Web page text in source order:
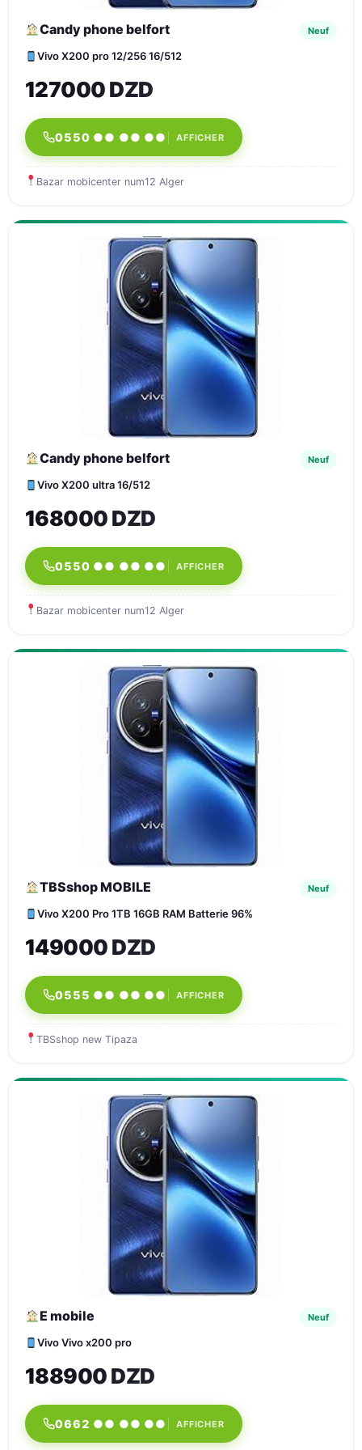
Candy phone belfort Neuf
Vivo X200 pro 12/256 16/512
127000 DZD
0550 ●● ●● ●● AFFICHER
Bazar mobicenter num12 Alger
Candy phone belfort Neuf
Vivo X200 ultra 16/512
168000 DZD
0550 ●● ●● ●● AFFICHER
Bazar mobicenter num12 Alger
TBSshop MOBILE Neuf
Vivo X200 Pro 1TB 16GB RAM Batterie 96%
149000 DZD
0555 ●● ●● ●● AFFICHER
TBSshop new Tipaza
E mobile Neuf
Vivo Vivo x200 pro
188900 DZD
0662 ●● ●● ●● AFFICHER